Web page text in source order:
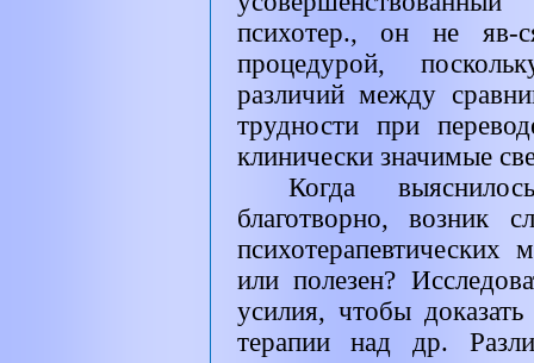
психотер., он не яв-
процедурой,
различий между
трудности при
клинически значимые
Когда
благотворно, возник
психотерапевтических
или полезен?
усилия, чтобы
терапии над др.